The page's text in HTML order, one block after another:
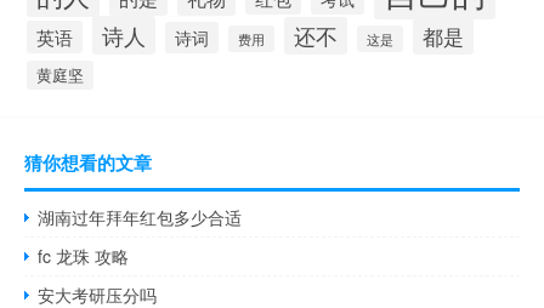
英语 诗人 诗词 费用 还不 这是 都是
黄庭坚
猜你想看的文章
湖南过年拜年红包多少合适
fc 龙珠 攻略
安大考研压分吗